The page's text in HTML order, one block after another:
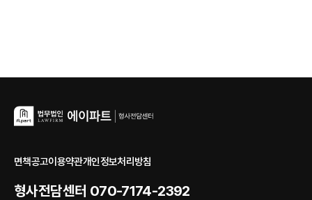
면책공고이용약관개인정보처리방침
형사전담센터 070-7174-2392